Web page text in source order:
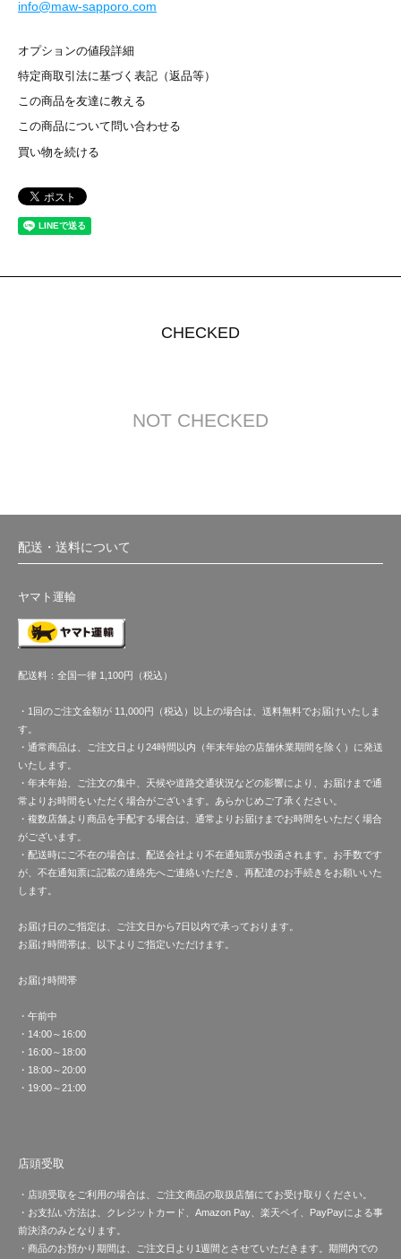
info@maw-sapporo.com
オプションの値段詳細
特定商取引法に基づく表記（返品等）
この商品を友達に教える
この商品について問い合わせる
買い物を続ける
CHECKED
NOT CHECKED
配送・送料について
ヤマト運輸
配送料：全国一律 1,100円（税込）
・1回のご注文金額が 11,000円（税込）以上の場合は、送料無料でお届けいたしま
す。
・通常商品は、ご注文日より24時間以内（年末年始の店舗休業期間を除く）に発送
いたします。
・年末年始、ご注文の集中、天候や道路交通状況などの影響により、お届けまで通
常よりお時間をいただく場合がございます。あらかじめご了承ください。
・複数店舗より商品を手配する場合は、通常よりお届けまでお時間をいただく場合
がございます。
・配送時にご不在の場合は、配送会社より不在通知票が投函されます。お手数です
が、不在通知票に記載の連絡先へご連絡いただき、再配達のお手続きをお願いいた
します。
お届け日のご指定は、ご注文日から7日以内で承っております。
お届け時間帯は、以下よりご指定いただけます。
お届け時間帯
・午前中
・14:00～16:00
・16:00～18:00
・18:00～20:00
・19:00～21:00
店頭受取
・店頭受取をご利用の場合は、ご注文商品の取扱店舗にてお受け取りください。
・お支払い方法は、クレジットカード、Amazon Pay、楽天ペイ、PayPayによる事
前決済のみとなります。
・商品のお預かり期間は、ご注文日より1週間とさせていただきます。期間内での